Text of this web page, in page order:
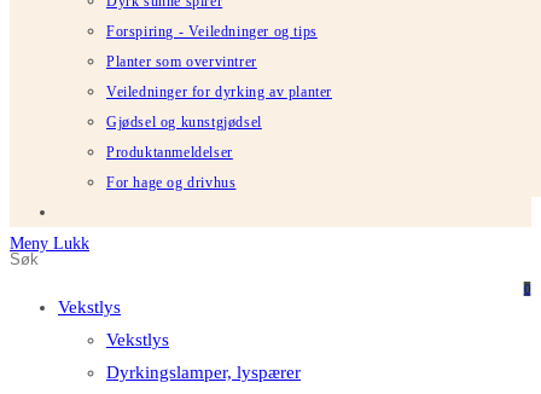
Forspiring - Veiledninger og tips
Planter som overvintrer
Veiledninger for dyrking av planter
Gjødsel og kunstgjødsel
Produktanmeldelser
For hage og drivhus
0
Meny Lukk
Søk
å
Vekstlys
Vekstlys
Dyrkingslamper, lyspærer